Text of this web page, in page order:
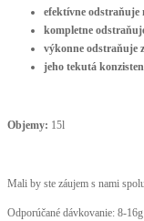
efektívne odstraňuje
kompletne
výkonne odstraňuje
jeho tekutá
Objemy: 15l
Mali by ste záujem s nami
Odporúčané dávkovanie: 8-